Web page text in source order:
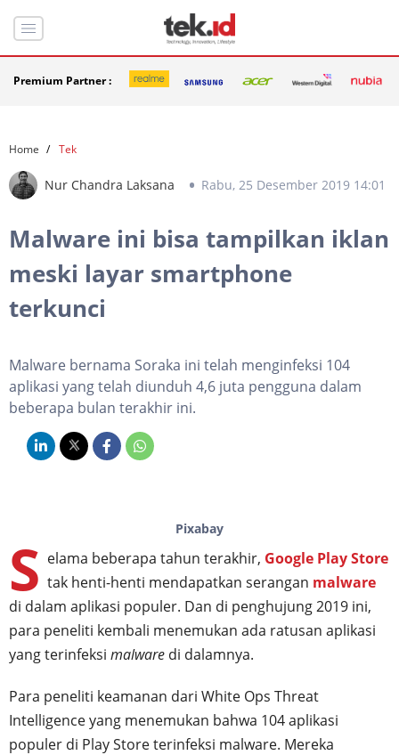
Premium Partner :
Home Tek
Nur Chandra Laksana Rabu, 25 Desember 2019 14:01
Malware ini bisa tampilkan iklan
meski layar smartphone
terkunci
Malware bernama Soraka ini telah menginfeksi 104
aplikasi yang telah diunduh 4,6 juta pengguna dalam
beberapa bulan terakhir ini.
Pixabay
S elama beberapa tahun terakhir, Google Play Store
tak henti-henti mendapatkan serangan malware
di dalam aplikasi populer. Dan di penghujung 2019 ini,
para peneliti kembali menemukan ada ratusan aplikasi
yang terinfeksi malware di dalamnya.
Para peneliti keamanan dari White Ops Threat
Intelligence yang menemukan bahwa 104 aplikasi
populer di Play Store terinfeksi malware. Mereka